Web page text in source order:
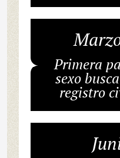
Primera
sexo
registro